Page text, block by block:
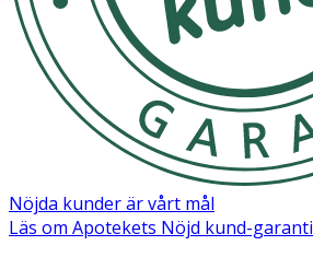
Nöjda kunder är vårt mål
Läs om Apotekets Nöjd kund-garanti